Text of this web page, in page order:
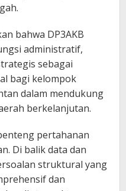
bahwa DP3AKB
administratif,
sebagai
bagi kelompok
dalam mendukung
berkelanjutan.
pertahanan
Di balik data dan
struktural yang
dan